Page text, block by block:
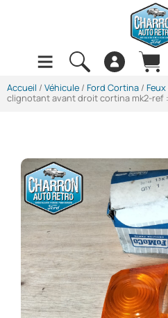
Accueil / Véhicule / Ford Cortina /
clignotant avant droit cortina mk2-ref :